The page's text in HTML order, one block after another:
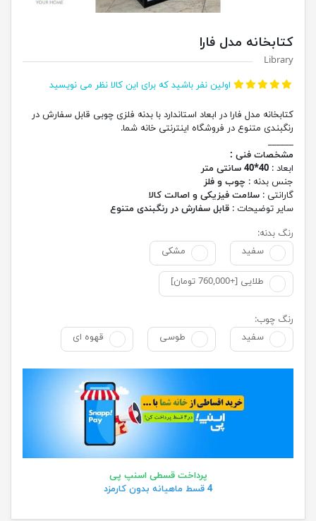
کتابخانه مدل فارا
Library
اولین نفر باشید که برای این کالا نظر می نویسید
کتابخانه مدل فارا در ابعاد استاندارد با بدنه فلزی چوبی قابل سفارش در
رنگبندی متنوع در فروشگاه اینترنتی خانه شما.
______
مشخصات فنی :
ابعاد : 40*40 سانتی متر
جنس بدنه : چوب و فلز
گارانتی : سلامت فیزیکی و اصالت کالا
سایر توضیحات : قابل سفارش در رنگبندی متنوع
رنگ بدنه:
سفید
مشکی
طلایی [+760,000 تومان]
رنگ چوب:
سفید
طوسی قهوه ای
پرداخت قسطی اسنپ پی
4 قسط ماهیانه بدون کارمزد